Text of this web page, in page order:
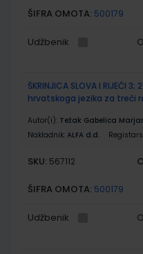
ŠIFRA OMOTA: 500179
Udžbenik
ŠKRINJICA SLOVA I RIJEČI
hrvatskoga jezika za treći
Autor(i): Težak Gabelica
Nakladnik: ALFA d.d.
SKU: 567112
ŠIFRA OMOTA: 500179
Udžbenik